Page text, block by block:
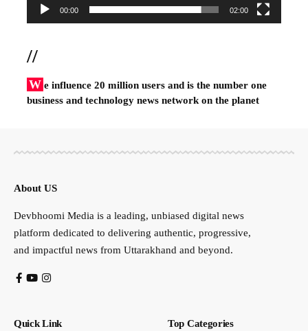
00:00 02:00
//
W e influence 20 million users and is the number one
business and technology news network on the planet
About US
Devbhoomi Media is a leading, unbiased digital news
platform dedicated to delivering authentic, progressive,
and impactful news from Uttarakhand and beyond.
Quick Link Top Categories